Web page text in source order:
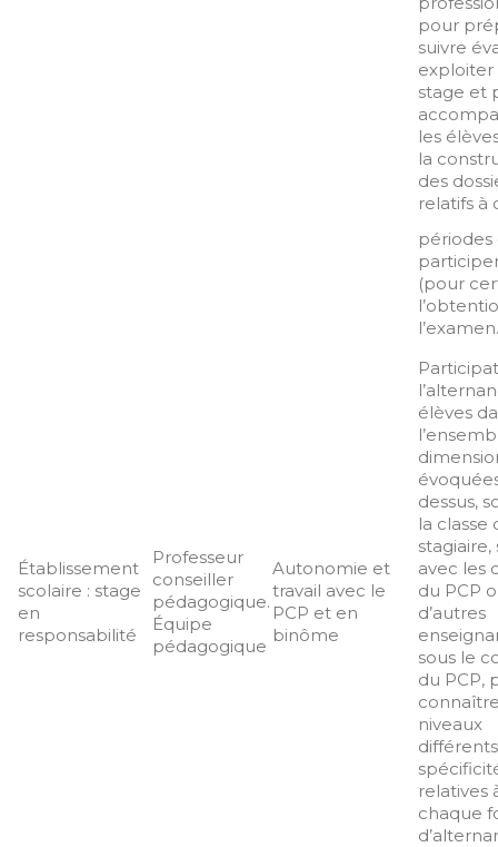
pour
suivre
exploiter
stage et
les
la
des
relatifs à
périodes
(pour
l’examen.
Établissement
scolaire : stage
en
responsabilité
Professeur
conseiller
pédagogique.
Équipe
pédagogique
Autonomie et
travail avec le
PCP et en
binôme
élèves
dessus,
la classe
stagiaire,
avec les
du PCP
d’autres
sous le
du PCP,
niveaux
relatives
chaque